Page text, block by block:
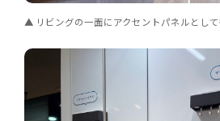
リビングの一面にアクセントパネルとして